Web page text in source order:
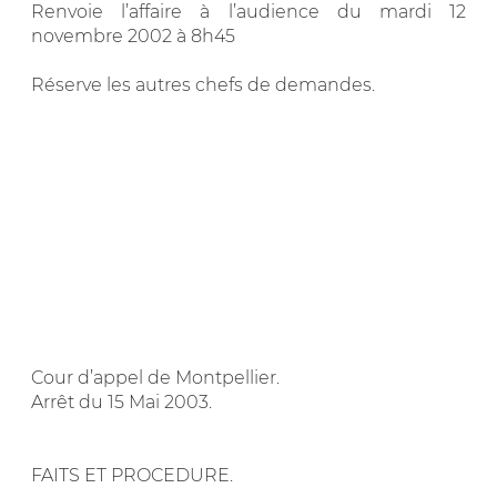
Renvoie l’affaire à l’audience du mardi 12
novembre 2002 à 8h45
Réserve les autres chefs de demandes.
Cour d’appel de Montpellier.
Arrêt du 15 Mai 2003.
FAITS ET PROCEDURE.